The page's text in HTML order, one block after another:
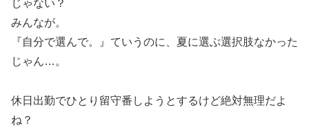
じゃない？
みんなが。
『自分で選んで。』ていうのに、夏に選ぶ選択肢なかった
じゃん…。
休日出勤でひとり留守番しようとするけど絶対無理だよ
ね？